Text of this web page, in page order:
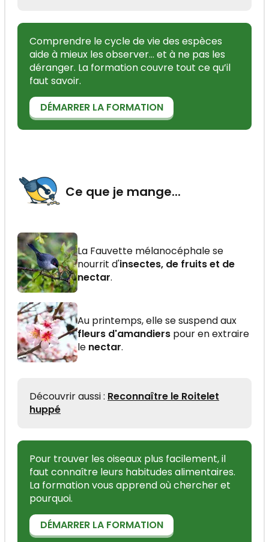
Comprendre le cycle de vie des espèces
aide à mieux les observer... et à ne pas les
déranger. La formation couvre tout ce qu’il
faut savoir.
DÉMARRER LA FORMATION
Ce que je mange...
La Fauvette mélanocéphale se
nourrit d'insectes, de fruits et de
nectar.
Au printemps, elle se suspend aux
fleurs d'amandiers pour en extraire
le nectar.
Découvrir aussi : Reconnaître le Roitelet
huppé
Pour trouver les oiseaux plus facilement, il
faut connaître leurs habitudes alimentaires.
La formation vous apprend où chercher et
pourquoi.
DÉMARRER LA FORMATION